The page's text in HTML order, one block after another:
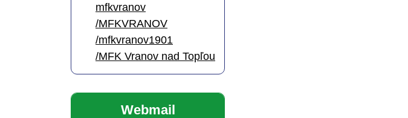
mfkvranov
/MFKVRANOV
/mfkvranov1901
/MFK Vranov nad Topľou
Webmail